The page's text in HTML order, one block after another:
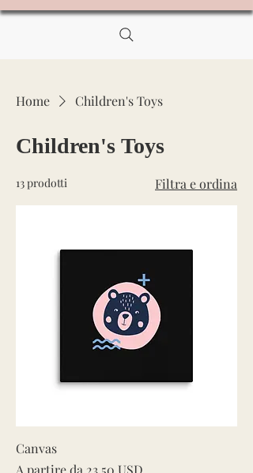
Home Children's Toys
Children's Toys
13 prodotti Filtra e ordina
Canvas
A partire da 23,50 USD
Prezzo scontato